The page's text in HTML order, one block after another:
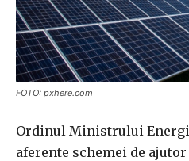
FOTO: pxhere.com
Ordinul Ministrului
aferente schemei de